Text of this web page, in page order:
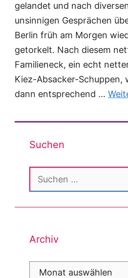
gelandet und nach
unsinnigen Gesprächen
Berlin früh am Morgen
getorkelt. Nach diesem
Familieneck, ein echt
Kiez-Absacker-Schuppen,
dann entsprechend …
Suchen
Suchen
nach:
Archiv
Archiv